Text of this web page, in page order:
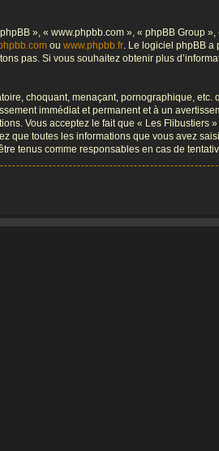
», « www.phpbb.com », « phpBB Group
ou www.phpbb.fr. Le logiciel phpBB a
pas. Si vous souhaitez obtenir plus
choquant, menaçant, pornographique,
immédiat et permanent et à un
Vous acceptez le fait que « Les Flibustiers
que toutes les informations que vous avez
tenus comme responsables en cas de